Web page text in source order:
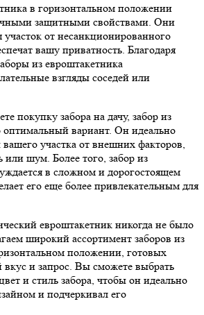
в горизонтальном положении
защитными свойствами. Они
от несанкционированного
вашу приватность. Благодаря
из евроштакетника
взгляды соседей или
покупку забора на дачу, забор из
оптимальный вариант. Он идеально
участка от внешних факторов,
или шум. Более того, забор из
в сложном и дорогостоящем
его еще более привлекательным для
евроштакетник никогда не было
широкий ассортимент заборов из
положении, готовых
вкус и запрос. Вы сможете выбрать
и стиль забора, чтобы он идеально
и подчеркивал его